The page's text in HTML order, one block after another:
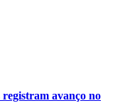
registram avanço no